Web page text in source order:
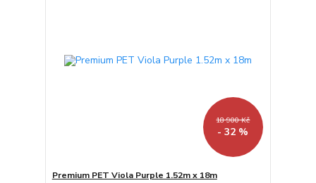
18 900 Kč
- 32 %
Premium PET Viola Purple 1.52m x 18m